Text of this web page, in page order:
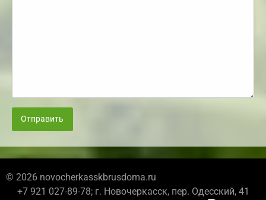
Отправить
© 2026 novocherkasskbrusdoma.ru
+7 921 027-89-78; г. Новочеркасск, пер. Одесский, 41